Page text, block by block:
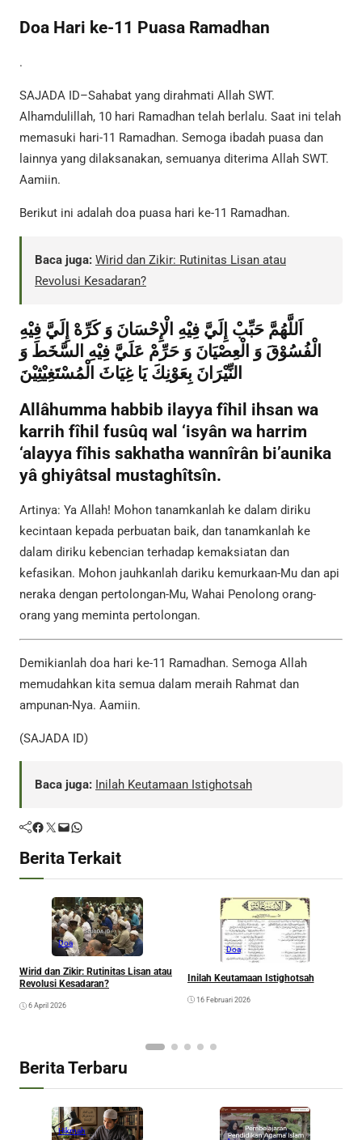
Doa Hari ke-11 Puasa Ramadhan
.
SAJADA ID–Sahabat yang dirahmati Allah SWT.
Alhamdulillah, 10 hari Ramadhan telah berlalu. Saat ini telah
memasuki hari-11 Ramadhan. Semoga ibadah puasa dan
lainnya yang dilaksanakan, semuanya diterima Allah SWT.
Aamiin.
Berikut ini adalah doa puasa hari ke-11 Ramadhan.
Baca juga: Wirid dan Zikir: Rutinitas Lisan atau
Revolusi Kesadaran?
اَللَّهُمَّ حَبِّبْ إِلَيَّ فِيْهِ الْإِحْسَانَ وَ كَرِّهْ إِلَيَّ فِيْهِ
الْفُسُوْقَ وَ الْعِصْيَانَ وَ حَرِّمْ عَلَيَّ فِيْهِ السَّخَطَ وَ
النِّيْرَانَ بِعَوْنِكَ يَا غِيَاثَ الْمُسْتَغِيْثِيْنَ
Allâhumma habbib ilayya fîhil ihsan wa
karrih fîhil fusûq wal ‘isyân wa harrim
‘alayya fîhis sakhatha wannîrân bi’aunika
yâ ghiyâtsal mustaghîtsîn.
Artinya: Ya Allah! Mohon tanamkanlah ke dalam diriku
kecintaan kepada perbuatan baik, dan tanamkanlah ke
dalam diriku kebencian terhadap kemaksiatan dan
kefasikan. Mohon jauhkanlah dariku kemurkaan-Mu dan api
neraka dengan pertolongan-Mu, Wahai Penolong orang-
orang yang meminta pertolongan.
Demikianlah doa hari ke-11 Ramadhan. Semoga Allah
memudahkan kita semua dalam meraih Rahmat dan
ampunan-Nya. Aamiin.
(SAJADA ID)
Baca juga: Inilah Keutamaan Istighotsah
Facebook Twitter Mail WhatsApp
Berita Terkait
Doa
Wirid dan Zikir: Rutinitas Lisan atau
Revolusi Kesadaran?
6 April 2026
Doa
Inilah Keutamaan Istighotsah
16 Februari 2026
Berita Terbaru
Hikmah